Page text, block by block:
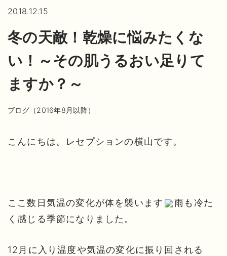
2018.12.15
冬の天敵！乾燥に悩みたくな
い！～その肌うるおい足りて
ますか？～
ブログ（2016年8月以降）
こんにちは。レセプションの横山です。
ここ数日気温の変化が体を襲います
雨も冷た
く感じる季節になりました。
12月に入り温度や気温の変化に振り回される